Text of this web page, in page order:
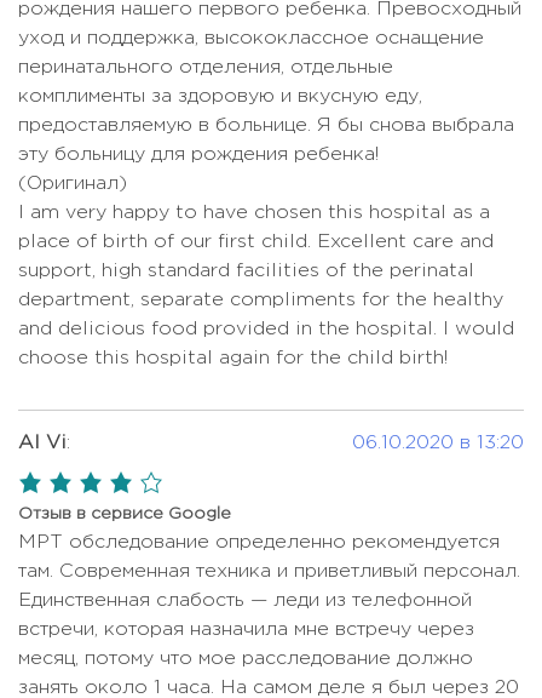
Электронейрография Цена по запросу
ЭЭГ (Электроэнцефалография) Цена по запросу
Операция при сколиозе Цена по запросу
Операция Уиппла Цена по запросу
Открытая ринопластика Цена по запросу
Повторная ринопластика
(ревизионная ринопластика)
Подтяжка груди с увеличением Цена по запросу
Простатэктомия Цена по запросу
Ринопластика (пластика носа) Цена по запросу
8601 USD - 8719
Септопластика
Увеличение груди Цена по запросу
Удаление полипов ЖКТ Цена по запросу
Удаление почки Цена по запросу
рождения нашего первого ребенка. Превосходный
уход и поддержка, высококлассное оснащение
перинатального отделения, отдельные
комплименты за здоровую и вкусную еду,
предоставляемую в больнице. Я бы снова выбрала
эту больницу для рождения ребенка!
(Оригинал)
I am very happy to have chosen this hospital as a
place of birth of our first child. Excellent care and
support, high standard facilities of the perinatal
department, separate compliments for the healthy
and delicious food provided in the hospital. I would
choose this hospital again for the child birth!
Al Vi: 06.10.2020 в 13:20
4,0
rating
Отзыв в сервисе Google
МРТ обследование определенно рекомендуется
там. Современная техника и приветливый персонал.
Единственная слабость — леди из телефонной
встречи, которая назначила мне встречу через
месяц, потому что мое расследование должно
занять около 1 часа. На самом деле я был через 20